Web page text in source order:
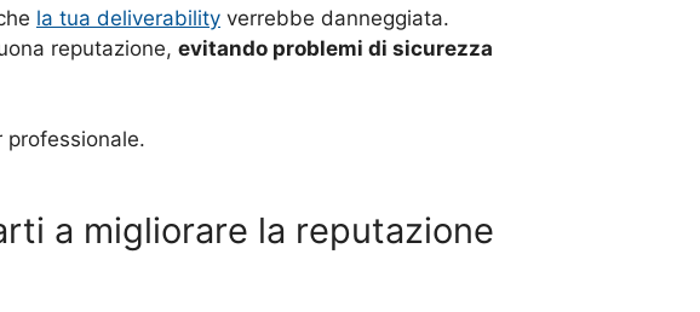
la tua deliverability verrebbe danneggiata.
reputazione, evitando problemi di sicurezza
professionale.
a migliorare la reputazione